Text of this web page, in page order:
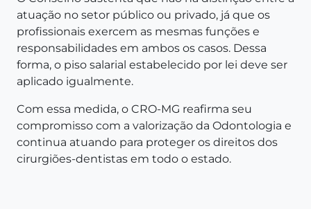
atuação no setor público ou privado, já que os
profissionais exercem as mesmas funções e
responsabilidades em ambos os casos. Dessa
forma, o piso salarial estabelecido por lei deve ser
aplicado igualmente.
Com essa medida, o CRO-MG reafirma seu
compromisso com a valorização da Odontologia e
continua atuando para proteger os direitos dos
cirurgiões-dentistas em todo o estado.